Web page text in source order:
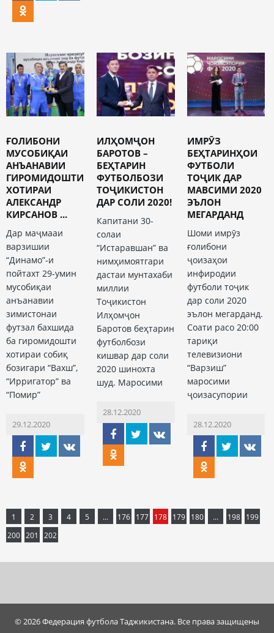
ҒОЛИБОНИ
МУСОБИҚАИ
АНЪАНАВИИ
ГИРОМИДОШТИ
ХОТИРАИ
АЛЕКСАНДР
КИРСАНОВ ...
Дар маҷмааи
варзишии
“Динамо”-и
пойтахт 29-умин
мусобиқаи
анъанавии
зимистонаи
футзал бахшида
ба гиромидошти
хотираи собиқ
бозигари “Вахш”,
“Ирригатор” ва
“Помир”
29.12.2020
ИЛҲОМҶОН
БАРОТОВ –
БЕҲТАРИН
ФУТБОЛБОЗИ
ТОҶИКИСТОН
ДАР СОЛИ 2020!
Капитани 30-
солаи
“Истаравшан” ва
нимҳимоятгари
дастаи мунтахаби
миллии
Тоҷикистон
Илҳомҷон
Баротов беҳтарин
футболбози
кишвар дар соли
2020 шинохта
шуд. Маросими
28.12.2020
ИМРӮЗ
БЕҲТАРИНҲОИ
ФУТБОЛИ
ТОҶИК ДАР
МАВСИМИ 2020
ЭЪЛОН
МЕГАРДАНД
Шоми имрӯз
ғолибони
ҷоизаҳои
инфиродии
футболи тоҷик
дар соли 2020
эълон мегарданд.
Соати расо 20:00
тариқи
телевизиони
“Варзиш”
маросими
ҷоизасупории
28.12.2020
1 2 3 4 5 ... 176 177 178 179 180 ... 198 199
200 201 202
© 2026 Федерация футбола Таджикистана. Все права защищены